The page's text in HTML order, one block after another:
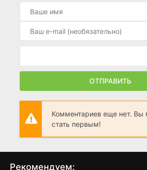
ОТПРАВИТЬ
Комментариев еще нет. Вы
стать первым!
Рекомендуем: